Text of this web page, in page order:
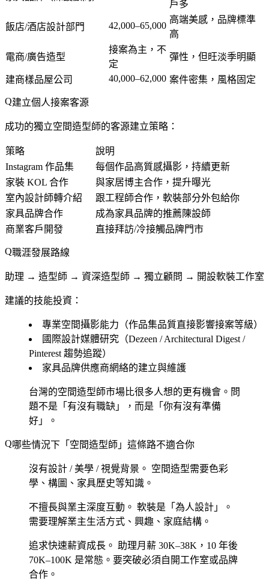
戶多
飯店/酒店設計部門 42,000–65,000
高端美感，品牌標準
高
電商/廣告造型
接案為主，不
定
彈性，但旺淡季明顯
建商樣品屋公司 40,000–62,000 案件密集，風格固定
建立個人接案客源
成功的獨立空間造型師的客源建立策略：
策略
說明
Instagram 作品集
每個作品高質感攝影，持續更新
家裝 KOL 合作
與家居博主合作，提升曝光
室內設計師轉介紹
跟工程師合作，軟裝部分外包給你
家具品牌合作
成為家具品牌的推薦陳設師
商業客戶開發
直接拜訪/冷接觸品牌門市
職涯發展路線
助理 → 造型師 → 資深造型師 → 獨立顧問 → 開設軟裝工作室
建議的技能投資：
專業空間攝影能力（作品集品質直接影響接案等級）
國際設計媒體研究（Dezeen / Architectural Digest /
Pinterest 趨勢追蹤）
家具品牌供應商網絡的建立與維護
台灣的空間造型師市場比很多人想的更有機會。問
題不是「有沒有職缺」，而是「你有沒有準備
好」。
哪些情況下「空間造型師」這條路不適合你
沒有設計 / 美學 / 視覺背景。 空間造型需要色彩
學、構圖、家具歷史等知識。
不擅長與業主深度互動。 軟裝是「為人設計」。
需要理解業主生活方式、興趣、家庭結構。
追求快速薪資成長。 助理月薪 30K–38K，10 年後
70K–100K 是常態。要突破必須自開工作室或品牌
合作。